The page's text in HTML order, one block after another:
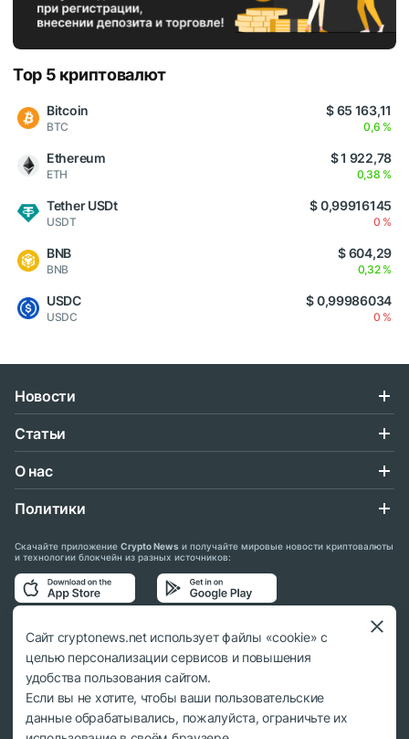
Top 5 криптовалют
Bitcoin
BTC
$ 65 163,11
0,6 %
Ethereum
ETH
$ 1 922,78
0,38 %
Tether USDt
USDT
$ 0,99916145
0 %
BNB
BNB
$ 604,29
0,32 %
USDC
USDC
$ 0,99986034
0 %
Новости
Статьи
О нас
Политики
Скачайте приложение Crypto News и получайте мировые новости криптовалюты
и технологии блокчейн из разных источников:
Подписывайтесь на нас в социальных сетях:
© 2018 - 2026 Crypto News. При использовании материалов ссылка на
Сайт cryptonews.net использует файлы «cookie» с
целью персонализации сервисов и повышения
удобства пользования сайтом.
Если вы не хотите, чтобы ваши пользовательские
данные обрабатывались, пожалуйста, ограничьте их